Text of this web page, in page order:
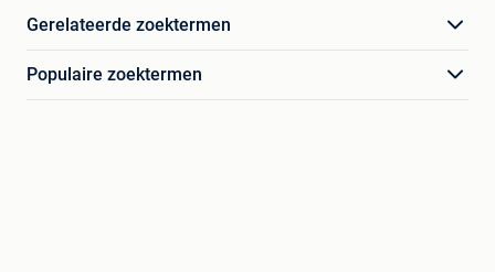
Gerelateerde zoektermen
Populaire zoektermen